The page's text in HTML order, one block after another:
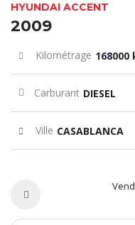
HYUNDAI ACCENT
2009
Kilométrage 168000
Carburant DIESEL
Ville CASABLANCA